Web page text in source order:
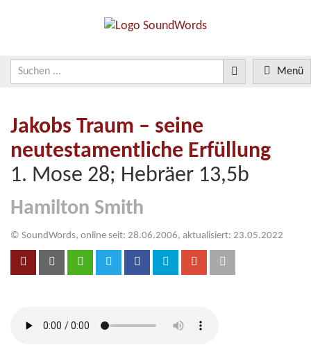
Menü
Jakobs Traum – seine
neutestamentliche Erfüllung
1. Mose 28; Hebräer 13,5b
Hamilton Smith
© SoundWords, online seit: 28.06.2006, aktualisiert: 23.05.2022